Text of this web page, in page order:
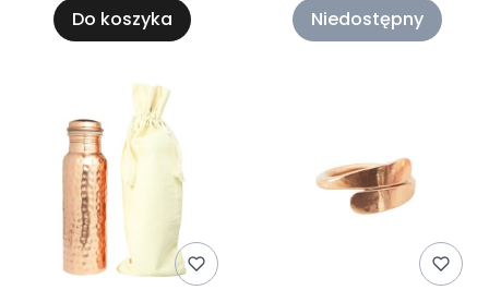
Do koszyka Niedostępny